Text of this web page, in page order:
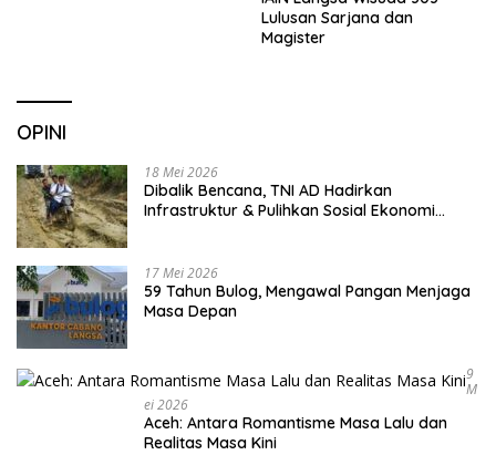
Lulusan Sarjana dan
Magister
OPINI
18 Mei 2026
Dibalik Bencana, TNI AD Hadirkan
Infrastruktur & Pulihkan Sosial Ekonomi
17 Mei 2026
59 Tahun Bulog, Mengawal Pangan Menjaga
Masa Depan
9
M
Ei 2026
Aceh: Antara Romantisme Masa Lalu dan
Realitas Masa Kini